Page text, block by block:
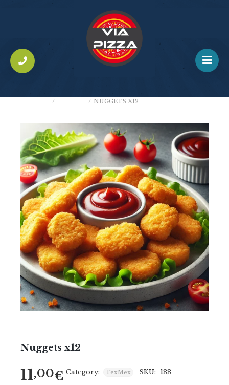
/ / NUGGETS X12
Nuggets x12
11,00€ Category: TexMex SKU: 188